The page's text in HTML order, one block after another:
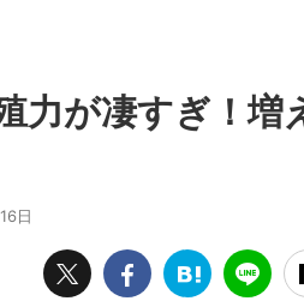
力が凄すぎ！増
日